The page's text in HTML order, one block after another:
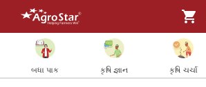
બધા પાક કૃષિ જ્ઞાન કૃષિ ચર્ચા